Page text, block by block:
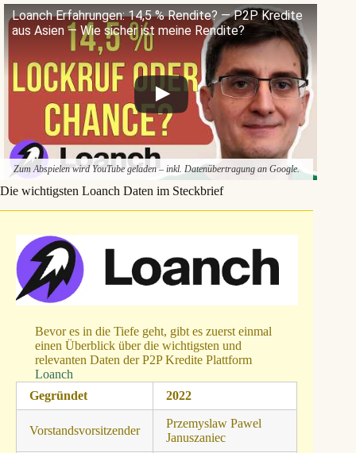
Loanch Erfahrungen: 14,5 % Rendite? — P2P Kredite
aus Asien — Wie sicher ist meine Rendite?
Zum Abspielen wird YouTube geladen – inkl. Datenübertragung an Google.
Die wichtigsten Loanch Daten im Steckbrief
Bevor es in die Tiefe geht, gibt es zuerst einmal
einen Überblick über die wichtigsten und
relevanten Daten der P2P Kredite Plattform
Loanch
Gegründet
2022
Vorstandsvorsitzender
Przemyslaw Pawel
Januszaniec